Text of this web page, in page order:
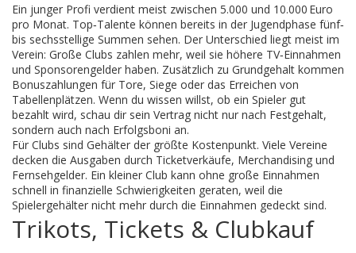
Ein junger Profi verdient meist zwischen 5.000 und 10.000 Euro
pro Monat. Top‑Talente können bereits in der Jugendphase fünf‑
bis sechsstellige Summen sehen. Der Unterschied liegt meist im
Verein: Große Clubs zahlen mehr, weil sie höhere TV‑Einnahmen
und Sponsorengelder haben. Zusätzlich zu Grundgehalt kommen
Bonuszahlungen für Tore, Siege oder das Erreichen von
Tabellenplätzen. Wenn du wissen willst, ob ein Spieler gut
bezahlt wird, schau dir sein Vertrag nicht nur nach Festgehalt,
sondern auch nach Erfolgsboni an.
Für Clubs sind Gehälter der größte Kostenpunkt. Viele Vereine
decken die Ausgaben durch Ticketverkäufe, Merchandising und
Fernsehgelder. Ein kleiner Club kann ohne große Einnahmen
schnell in finanzielle Schwierigkeiten geraten, weil die
Spielergehälter nicht mehr durch die Einnahmen gedeckt sind.
Trikots, Tickets & Clubkauf